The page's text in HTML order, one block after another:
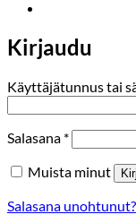
Kirjaudu
Käyttäjätunnus tai
Salasana *Vaaditaan
Muista minut
Salasana unohtunut?